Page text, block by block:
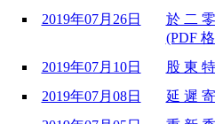
2019年07月26日
於 二
(PDF
2019年07月10日
股 東
2019年07月08日
延 遲